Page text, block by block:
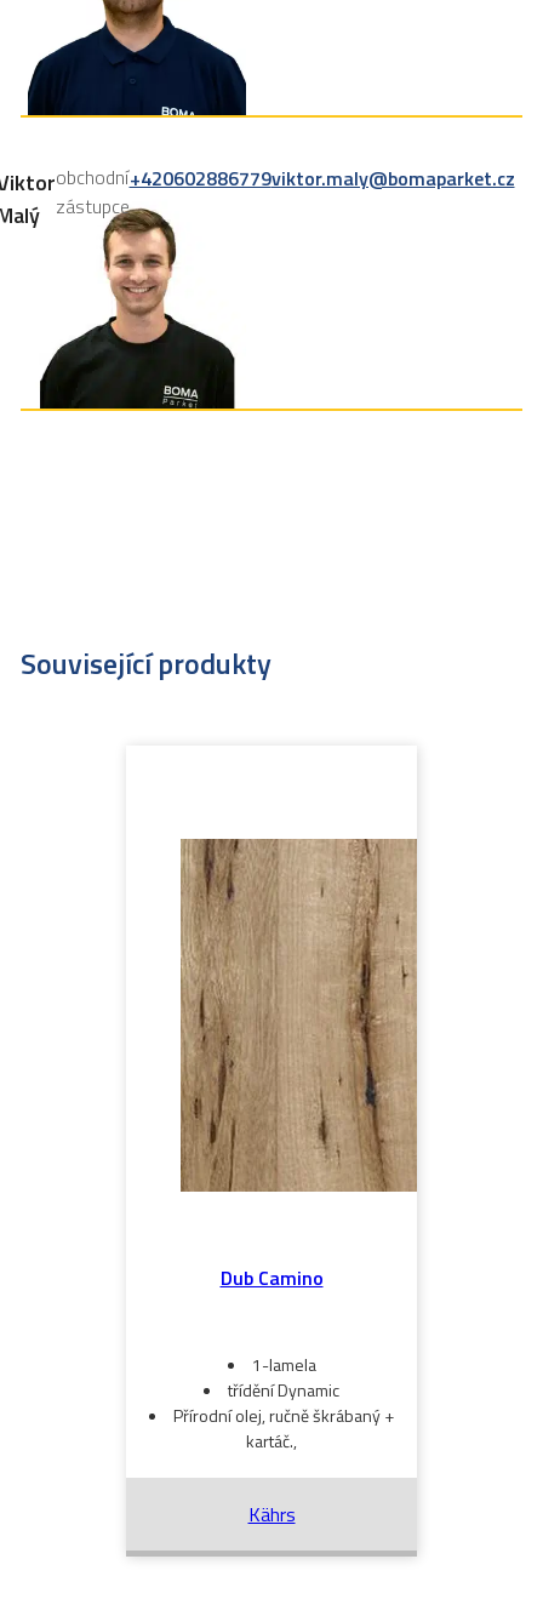
obchodní
zástupce
+420602886779viktor.maly@bomaparket.cz
Související produkty
Dub Camino
1-lamela
třídění Dynamic
Přírodní olej, ručně škrábaný +
kartáč.,
Kährs